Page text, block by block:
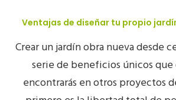
Ventajas de diseñar tu propio
Crear unjardín obra nuevadesde
serie de beneficios únicos
encontrarás en otros proyectos